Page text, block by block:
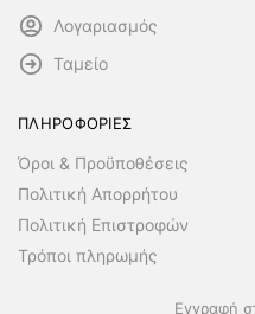
Λογαριασμός
Ταμείο
ΠΛΗΡΟΦΟΡΙΕΣ
Όροι & Προϋποθέσεις
Πολιτική Απορρήτου
Πολιτική Επιστροφών
Τρόποι πληρωμής
Εγγραφή